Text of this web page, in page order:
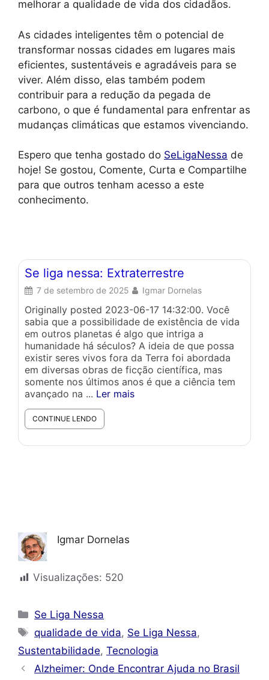
melhorar a qualidade de vida dos cidadãos.
As cidades inteligentes têm o potencial de
transformar nossas cidades em lugares mais
eficientes, sustentáveis e agradáveis para se
viver. Além disso, elas também podem
contribuir para a redução da pegada de
carbono, o que é fundamental para enfrentar as
mudanças climáticas que estamos vivenciando.
Espero que tenha gostado do SeLigaNessa de
hoje! Se gostou, Comente, Curta e Compartilhe
para que outros tenham acesso a este
conhecimento.
Se liga nessa: Extraterrestre
7 de setembro de 2025 Igmar Dornelas
Originally posted 2023-06-17 14:32:00. Você
sabia que a possibilidade de existência de vida
em outros planetas é algo que intriga a
humanidade há séculos? A ideia de que possa
existir seres vivos fora da Terra foi abordada
em diversas obras de ficção científica, mas
somente nos últimos anos é que a ciência tem
avançado na ... Ler mais
CONTINUE LENDO
Igmar Dornelas
Visualizações: 520
Categorias
Se Liga Nessa
Tags
qualidade de vida, Se Liga Nessa,
Sustentabilidade, Tecnologia
Alzheimer: Onde Encontrar Ajuda no Brasil